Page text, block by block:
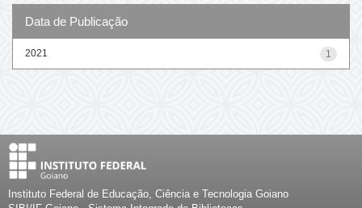
Data de Publicação
1
2021
Instituto Federal de Educação, Ciência e Tecnologia Goiano